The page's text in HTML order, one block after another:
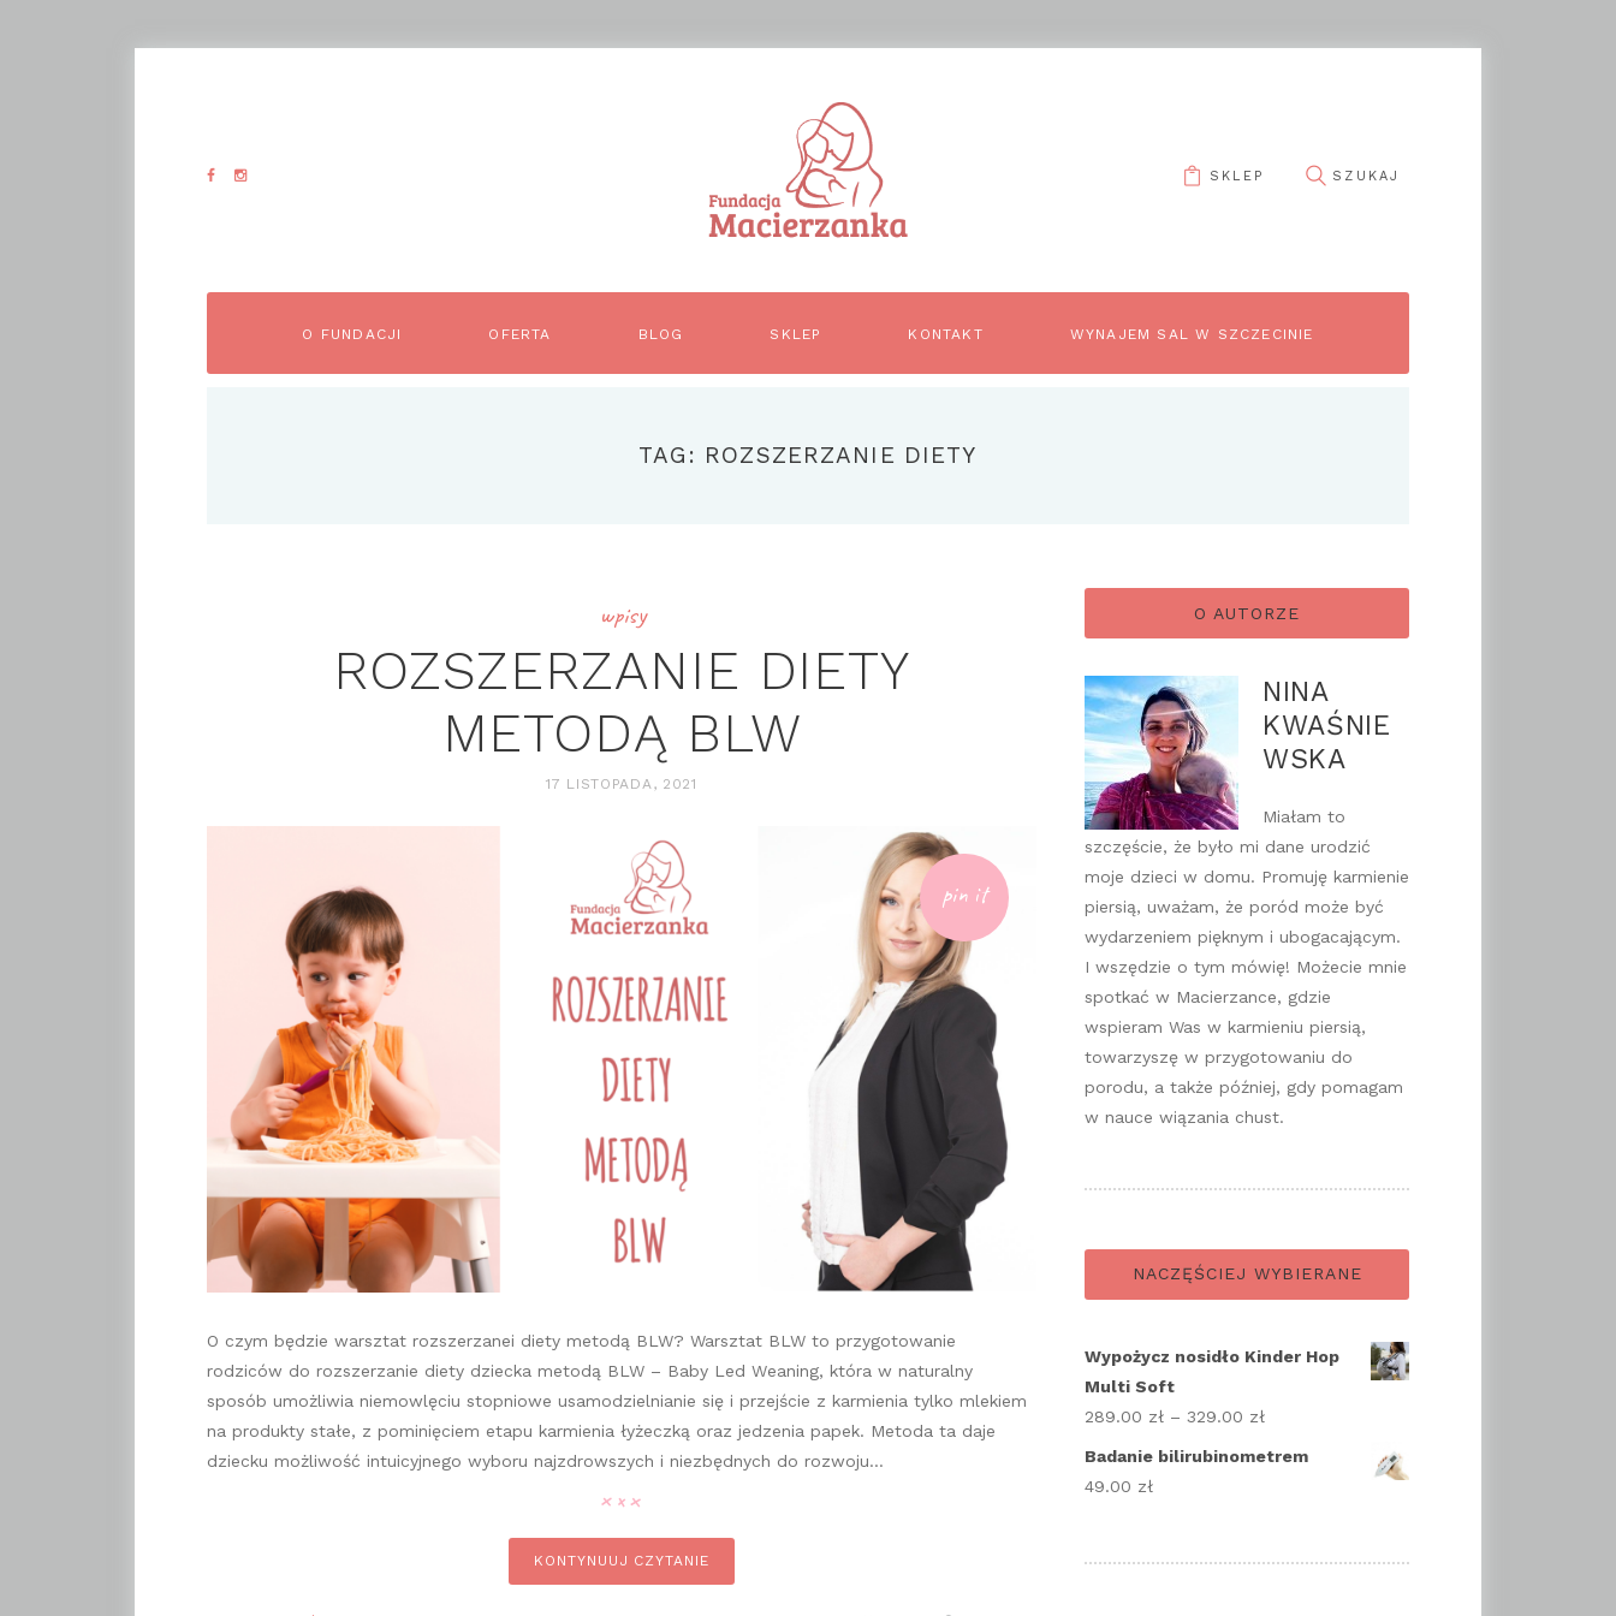
SKLEP
O FUNDACJI OFERTA BLOG SKLEP KONTAKT WYNAJEM SAL W SZCZECINIE
TAG: ROZSZERZANIE DIETY
wpisy
ROZSZERZANIE DIETY
METODĄ BLW
17 LISTOPADA, 2021
pin it
O czym będzie warsztat rozszerzanei diety metodą BLW? Warsztat BLW to przygotowanie
rodziców do rozszerzanie diety dziecka metodą BLW – Baby Led Weaning, która w naturalny
sposób umożliwia niemowlęciu stopniowe usamodzielnianie się i przejście z karmienia tylko mlekiem
na produkty stałe, z pominięciem etapu karmienia łyżeczką oraz jedzenia papek. Metoda ta daje
dziecku możliwość intuicyjnego wyboru najzdrowszych i niezbędnych do rozwoju…
KONTYNUUJ CZYTANIE
O AUTORZE
NINA
KWAŚNIE
WSKA
Miałam to
szczęście, że było mi dane urodzić
moje dzieci w domu. Promuję karmienie
piersią, uważam, że poród może być
wydarzeniem pięknym i ubogacającym.
I wszędzie o tym mówię! Możecie mnie
spotkać w Macierzance, gdzie
wspieram Was w karmieniu piersią,
towarzyszę w przygotowaniu do
porodu, a także później, gdy pomagam
w nauce wiązania chust.
NACZĘŚCIEJ WYBIERANE
Wypożycz nosidło Kinder Hop
Multi Soft
289.00 zł – 329.00 zł
329.00 zł
Badanie bilirubinometrem
49.00 zł